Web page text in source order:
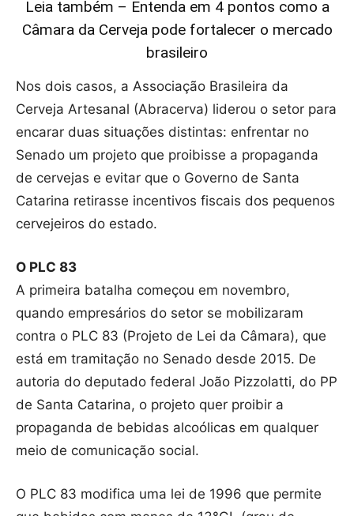
Leia também – Entenda em 4 pontos como a
Câmara da Cerveja pode fortalecer o mercado
brasileiro
Nos dois casos, a Associação Brasileira da
Cerveja Artesanal (Abracerva) liderou o setor para
encarar duas situações distintas: enfrentar no
Senado um projeto que proibisse a propaganda
de cervejas e evitar que o Governo de Santa
Catarina retirasse incentivos fiscais dos pequenos
cervejeiros do estado.
O PLC 83
A primeira batalha começou em novembro,
quando empresários do setor se mobilizaram
contra o PLC 83 (Projeto de Lei da Câmara), que
está em tramitação no Senado desde 2015. De
autoria do deputado federal João Pizzolatti, do PP
de Santa Catarina, o projeto quer proibir a
propaganda de bebidas alcoólicas em qualquer
meio de comunicação social.
O PLC 83 modifica uma lei de 1996 que permite